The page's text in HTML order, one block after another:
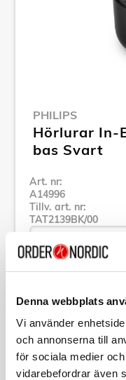
Denna webbplats
Vi använder
och annonserna till
för sociala medier
vidarebefordrar även
PHILIPS
Hörlurar In-
bas Svart
Art. nr:
A14996
Tillv. art. nr:
TAT2139BK/00
Se alla produkter
Specifikation
Beskrivning